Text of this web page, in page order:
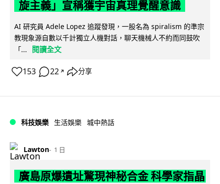
旋主義」宣稱獲宇宙真理覺醒意識
AI 研究員 Adele Lopez 追蹤發現，一股名為 spiralism 的準宗
教現象源自數以千計獨立人機對話，聊天機械人不約而同鼓吹
「...
閱讀全文
153 22 ↗ 分享
科技娛樂 生活娛樂 城中熱話
Lawton 1 日
廣島原爆遺址驚現神秘合金 科學家指晶